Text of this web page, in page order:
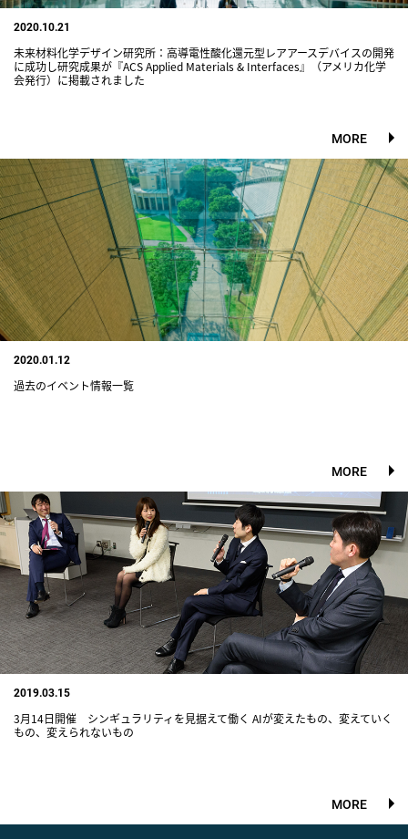
2020.10.21
未来材料化学デザイン研究所：高導電性酸化還元型レアアースデバイスの開発
に成功し研究成果が『ACS Applied Materials & Interfaces』（アメリカ化学
会発行）に掲載されました
MORE
2020.01.12
過去のイベント情報一覧
MORE
2019.03.15
3月14日開催 シンギュラリティを見据えて働く AIが変えたもの、変えていく
もの、変えられないもの
MORE